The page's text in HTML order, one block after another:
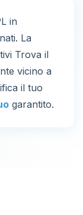
in
La
Trova il
vicino a
il tuo
garantito.